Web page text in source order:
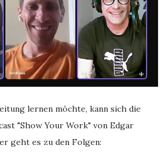
lernen möchte, kann sich die
"Show Your Work" von Edgar
geht es zu den Folgen: